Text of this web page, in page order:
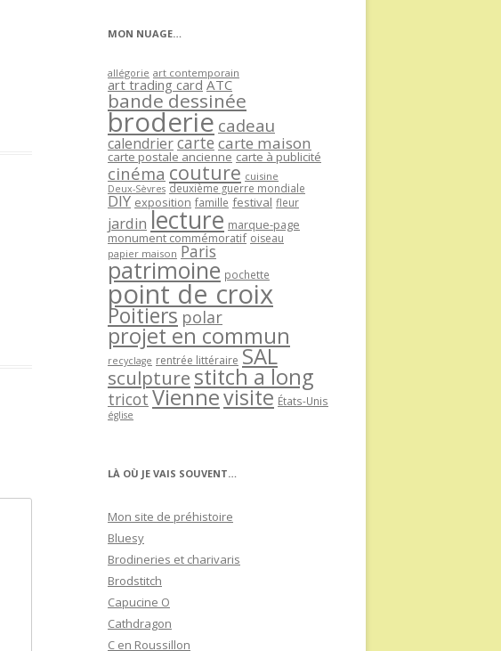
MON NUAGE…
allégorie art contemporain
art trading card ATC
bande dessinée
broderie cadeau
calendriercartecarte maison
carte postale ancienne carte à publicité
cinéma couture cuisine
Deux-Sèvres deuxième guerre mondiale
DIY exposition famille festival fleur
jardin lecture marque-page
monument commémoratif oiseau
papier maison Paris
patrimoine pochette
point de croix
Poitiers polar
projet en commun
recyclage rentrée littéraire SAL
sculpture stitch a long
tricot Viennevisite États-Unis
église
LÀ OÙ JE VAIS SOUVENT…
Mon site de préhistoire
Bluesy
Brodineries et charivaris
Brodstitch
Capucine O
Cathdragon
C en Roussillon